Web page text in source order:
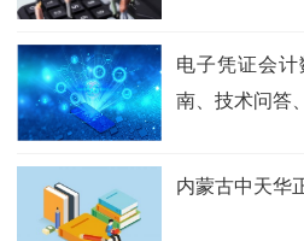
电子凭证会
南、技术问答
内蒙古中天华